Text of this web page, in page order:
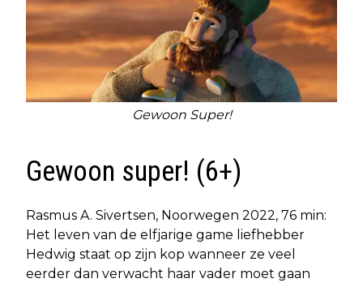
Gewoon Super!
Gewoon super! (6+)
Rasmus A. Sivertsen, Noorwegen 2022, 76 min:
Het leven van de elfjarige game liefhebber
Hedwig staat op zijn kop wanneer ze veel
eerder dan verwacht haar vader moet gaan